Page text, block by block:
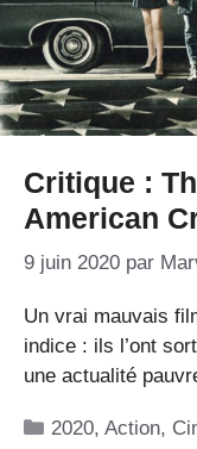
Critique :
American
9 juin 2020 par
Un vrai mauvais
indice : ils l’ont
une actualité
Catégories
2020,Action,